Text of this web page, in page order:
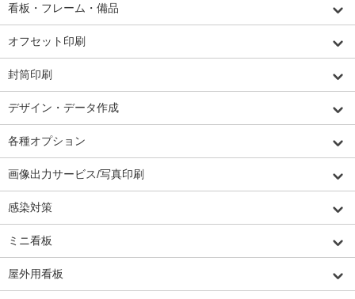
看板・フレーム・備品
オフセット印刷
封筒印刷
デザイン・データ作成
各種オプション
画像出力サービス/写真印刷
感染対策
ミニ看板
屋外用看板